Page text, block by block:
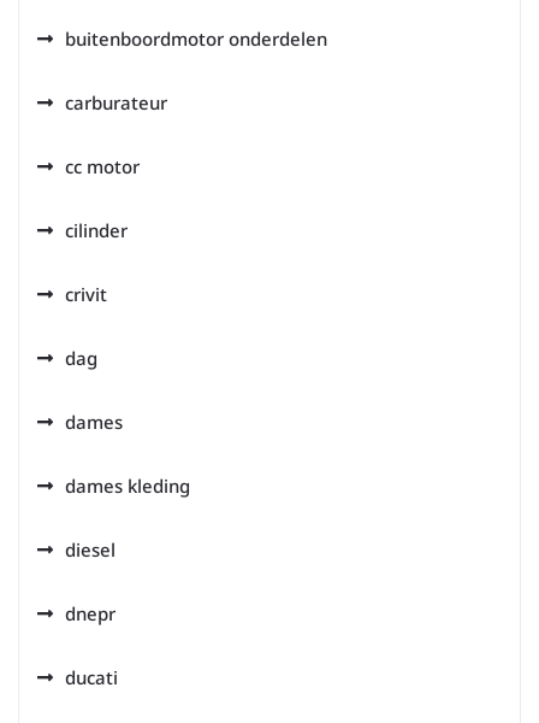
buitenboordmotor onderdelen
carburateur
cc motor
cilinder
crivit
dag
dames
dames kleding
diesel
dnepr
ducati